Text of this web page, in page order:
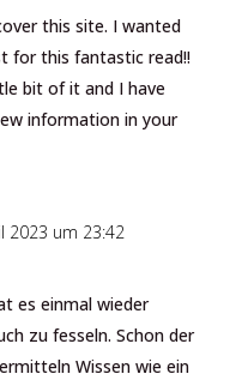
this site. I wanted
for this fantastic read!!
bit of it and I have
information in your
2023 um 23:42
es einmal wieder
zu fesseln. Schon der
Wissen wie ein